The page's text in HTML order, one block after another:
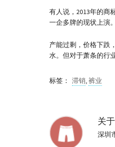
有人说，2013年的商
一企多牌的现状上演
产能过剩，价格下跌
水。但对于萧条的行
标签： 滞销,裤业
关于
深圳